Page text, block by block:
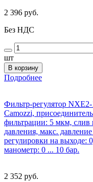
2 396 руб.
Без НДС
шт
В корзину
Подробнее
Фильтр-регулятор
Camozzi,
фильтрации: 5 мкм, слив
давления, макс.
регулировки на выходе:
манометр: 0 ... 10 бар.
2 352 руб.